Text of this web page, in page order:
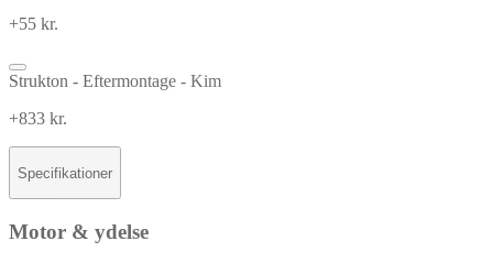
+55 kr.
Strukton - Eftermontage - Kim
+833 kr.
Specifikationer
Motor & ydelse